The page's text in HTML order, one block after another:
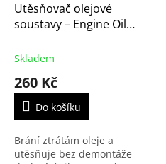
Utěsňovač olejové
soustavy – Engine Oil
325ml (PN77441)
Skladem
260 Kč
Do košíku
Brání ztrátám oleje a
utěsňuje bez demontáže